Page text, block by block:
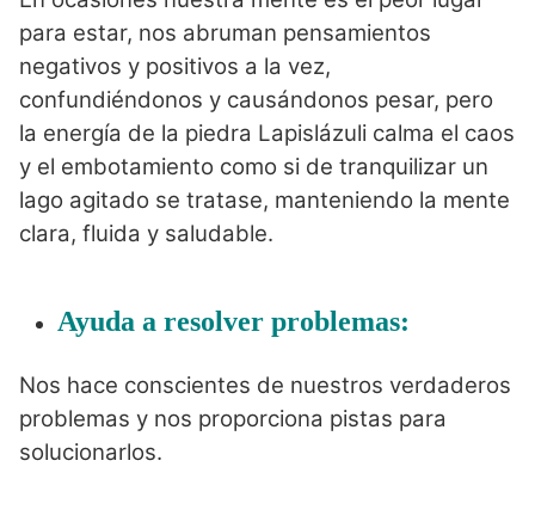
para estar, nos abruman pensamientos
negativos y positivos a la vez,
confundiéndonos y causándonos pesar, pero
la energía de la piedra Lapislázuli calma el caos
y el embotamiento como si de tranquilizar un
lago agitado se tratase, manteniendo la mente
clara, fluida y saludable.
Ayuda a resolver problemas:
Nos hace conscientes de nuestros verdaderos
problemas y nos proporciona pistas para
solucionarlos.